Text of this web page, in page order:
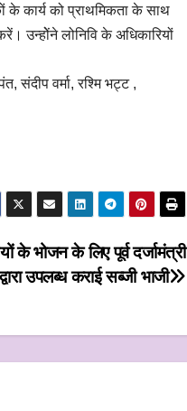
के कार्य को प्राथमिकता के साथ
उन्होेंने लोनिवि के अधिकारियों
संदीप वर्मा, रश्मि भट्ट ,
के भोजन के लिए पूर्व दर्जामंत्री
उपलब्ध कराई सब्जी भाजी